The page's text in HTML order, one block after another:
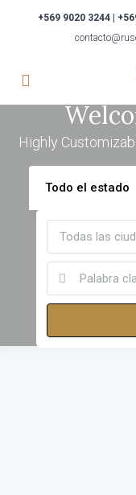
+569 9020 3244 |
Highly
Todo el estado
Todas las